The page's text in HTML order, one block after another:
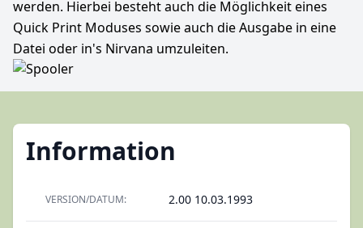
werden. Hierbei besteht auch die Möglichkeit eines
Quick Print Moduses sowie auch die Ausgabe in eine
Datei oder in's Nirvana umzuleiten.
Information
VERSION/DATUM: 2.00 10.03.1993